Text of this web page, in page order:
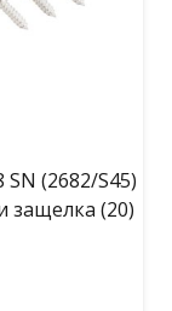
(2682/S45)
защелка (20)